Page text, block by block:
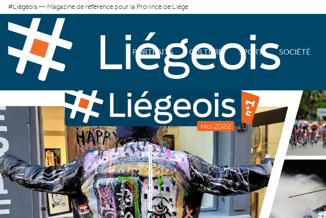
#Liégeois — Magazine de référence pour la Province de Liège
PORTRAITS CULTURE SPORT SOCIÉTÉ